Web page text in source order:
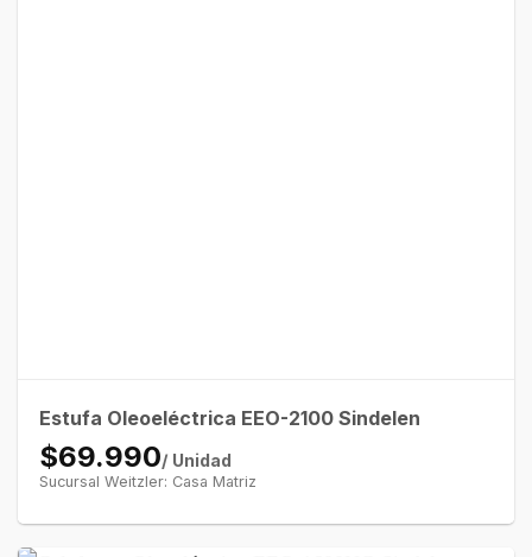
Estufa Oleoeléctrica EEO-2100 Sindelen
$69.990/ Unidad
Sucursal Weitzler: Casa Matriz